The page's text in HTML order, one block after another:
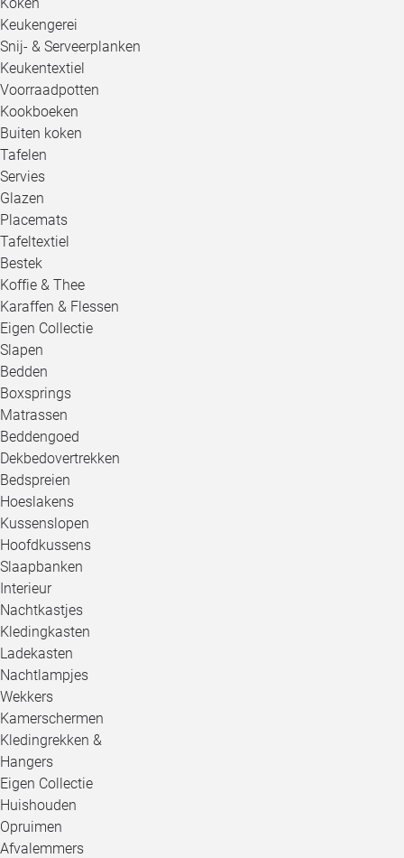
Keukengerei
Snij- & Serveerplanken
Keukentextiel
Voorraadpotten
Kookboeken
Buiten koken
Tafelen
Servies
Glazen
Placemats
Tafeltextiel
Bestek
Koffie & Thee
Karaffen & Flessen
Eigen Collectie
Slapen
Bedden
Boxsprings
Matrassen
Beddengoed
Dekbedovertrekken
Bedspreien
Hoeslakens
Kussenslopen
Hoofdkussens
Slaapbanken
Interieur
Nachtkastjes
Kledingkasten
Ladekasten
Nachtlampjes
Wekkers
Kamerschermen
Kledingrekken &
Hangers
Eigen Collectie
Huishouden
Opruimen
Afvalemmers